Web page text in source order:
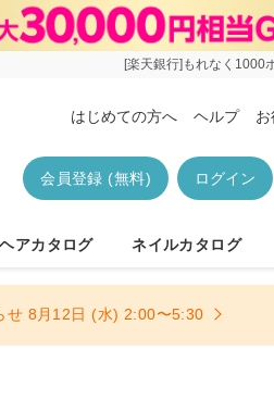
[楽天銀行]もれなく1000
はじめての方へ ヘルプ
ログイン
会員登録 (無料)
ヘアカタログ ネイルカタログ
せ 8月12日 (水) 2:00〜5:30